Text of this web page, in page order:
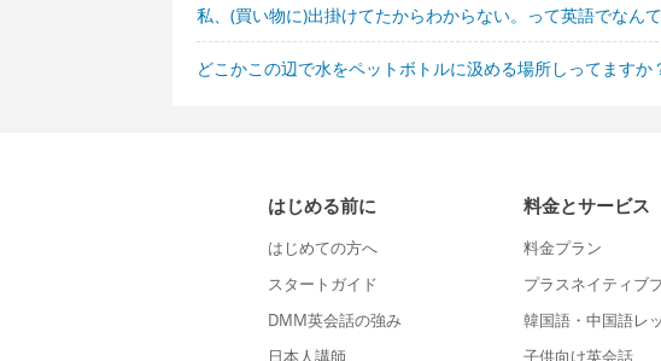
私、(買い物に)出掛けてたからわからない。って英語でなん
どこかこの辺で水をペットボトルに汲める場所しってますか
はじめる前に
はじめての方へ
スタートガイド
DMM英会話の強み
日本人講師
料金とサービス
料金プラン
プラスネイティブ
韓国語・中国語レ
子供向け英会話